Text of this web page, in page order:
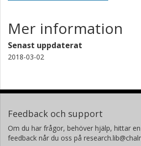
Mer information
Senast uppdaterat
2018-03-02
Feedback och support
Om du har frågor, behöver hjälp, hittar
feedback når du oss på